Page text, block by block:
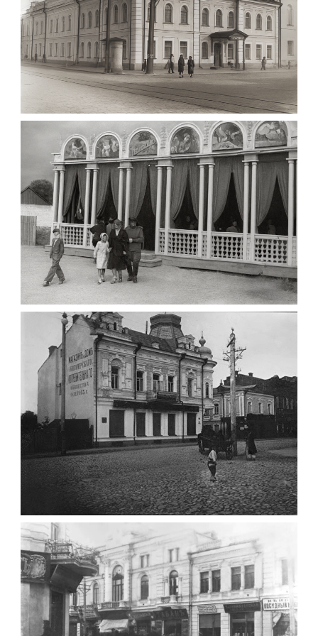
МАРІЇНСЬКА ЖІНОЧА ГІМНАЗІЯ ЖИТОМИР
1903
Фото Житомира період
до 1917 року
Leave a comment
ПАВІЛЬЙОН МОРОЗИВА ЖИТОМИР 1947
Фото Житомир (1945-
1960)
Leave a comment
ФОТО ЖИТОМИРА 1905 ВУЛ.
МИХАЙЛІВСЬКА-СКОРУЛЬСЬКОГО
Фото Житомира період
до 1917 року
Leave a comment